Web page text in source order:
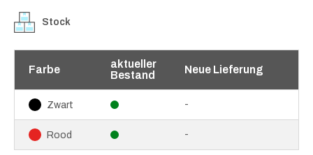
Stock
Farbe
aktueller
Bestand
Neue Lieferung
Zwart -
Rood -